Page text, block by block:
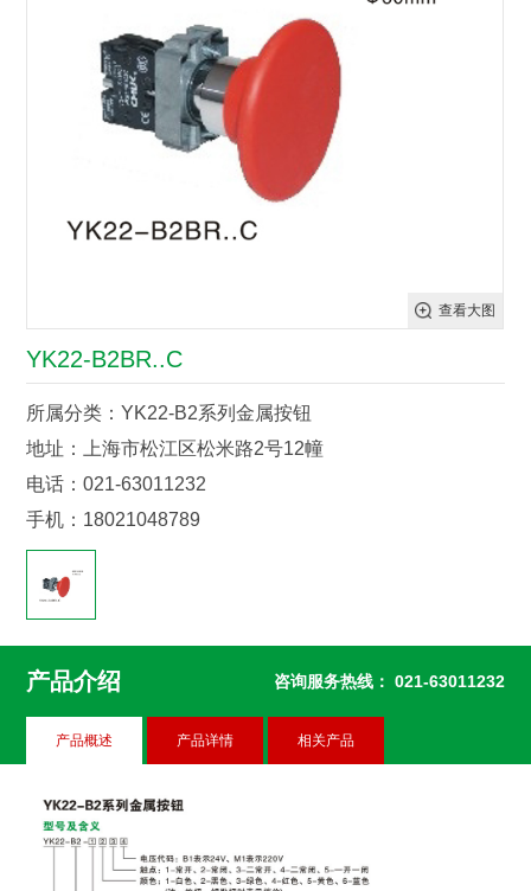
查看大图
YK22-B2BR..C
所属分类：YK22-B2系列金属按钮
地址：上海市松江区松米路2号12幢
电话：021-63011232
手机：18021048789
产品介绍 咨询服务热线： 021-63011232
产品概述 产品详情 相关产品